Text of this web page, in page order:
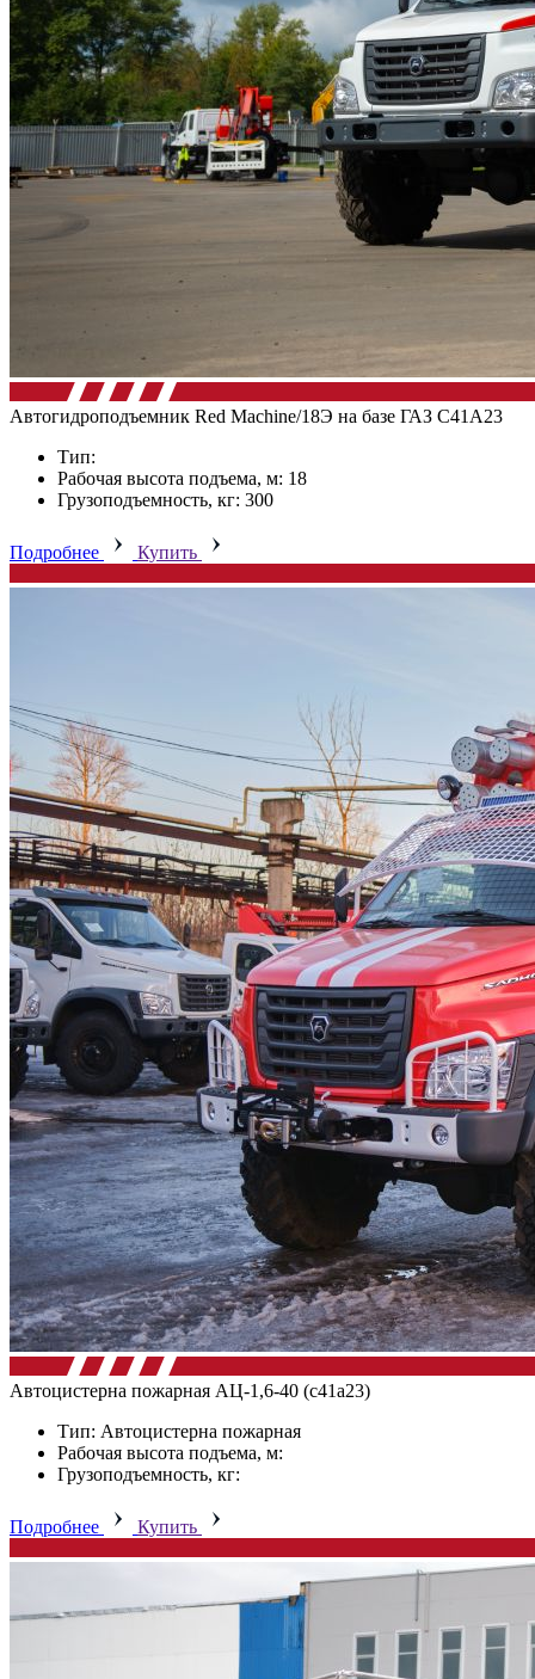
Автогидроподъемник Red Machine/18Э на базе ГАЗ C41А23
Тип:
Рабочая высота подъема, м: 18
Грузоподъемность, кг: 300
Подробнее Купить
Автоцистерна пожарная АЦ-1,6-40 (с41а23)
Тип: Автоцистерна пожарная
Рабочая высота подъема, м:
Грузоподъемность, кг:
Подробнее Купить